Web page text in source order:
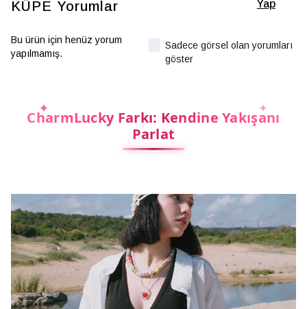
KÜPE Yorumlar
Yap
Bu ürün için henüz yorum
yapılmamış.
Sadece görsel olan yorumları
göster
CharmLucky Farkı: Kendine Yakışanı
Parlat